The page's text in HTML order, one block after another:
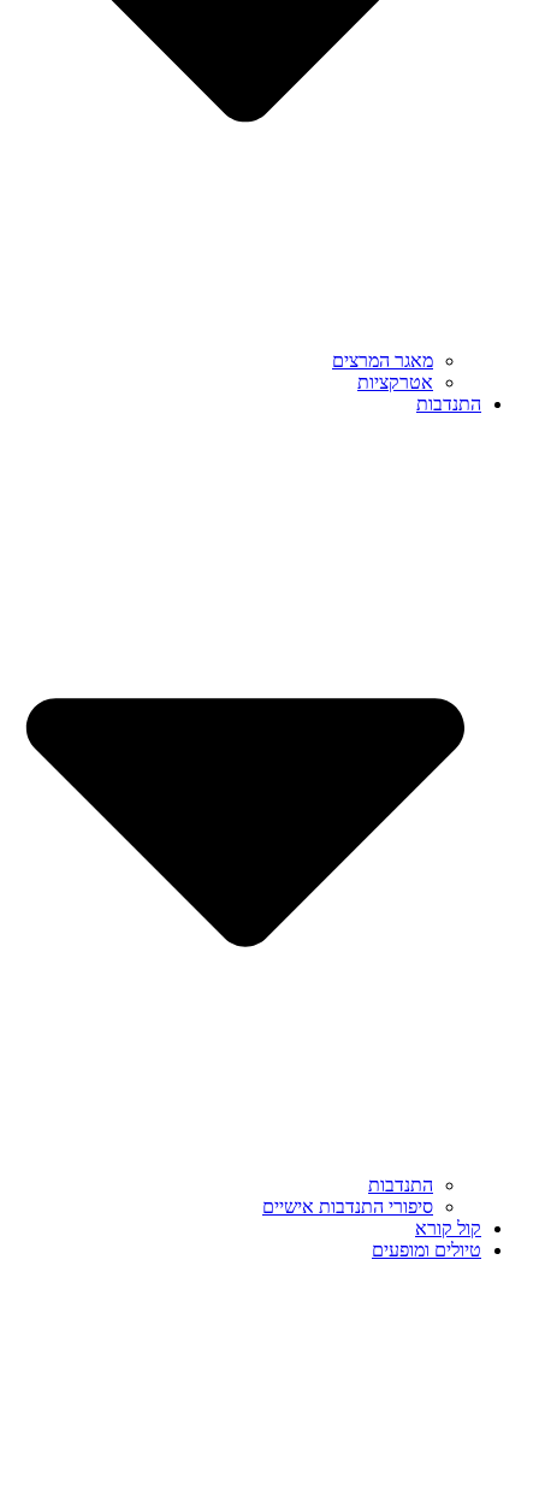
מאגר המרצים
אטרקציות
התנדבות
התנדבות
סיפורי התנדבות אישיים
קול קורא
טיולים ומופעים